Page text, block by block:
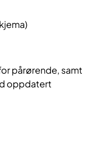
pårørende, samt
oppdatert